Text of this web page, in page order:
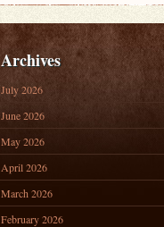
Archives
July 2026
June 2026
May 2026
April 2026
March 2026
February 2026